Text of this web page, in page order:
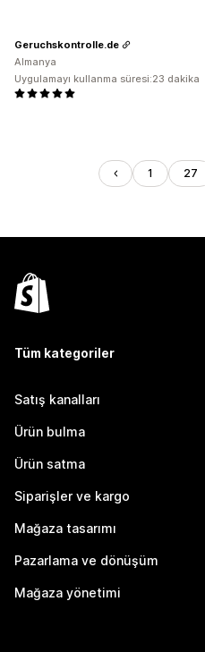
Geruchskontrolle.de
Almanya
Uygulamayı kullanma süresi:23 dakika
1 27
Tüm kategoriler
Satış kanalları
Ürün bulma
Ürün satma
Siparişler ve kargo
Mağaza tasarımı
Pazarlama ve dönüşüm
Mağaza yönetimi